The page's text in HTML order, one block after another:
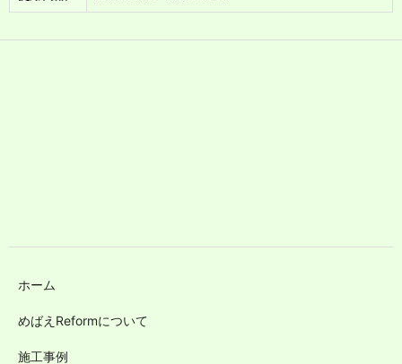
ホーム
めばえReformについて
施工事例